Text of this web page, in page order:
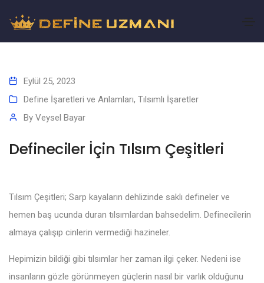
Eylül 25, 2023
Define İşaretleri ve Anlamları, Tılsımlı İşaretler
By Veysel Bayar
Defineciler İçin Tılsım Çeşitleri
Tılsım Çeşitleri; Sarp kayaların dehlizinde saklı defineler ve
hemen baş ucunda duran tılsımlardan bahsedelim. Definecilerin
almaya çalışıp cinlerin vermediği hazineler.
Hepimizin bildiği gibi tılsımlar her zaman ilgi çeker. Nedeni ise
insanların gözle görünmeyen güçlerin nasıl bir varlık olduğunu